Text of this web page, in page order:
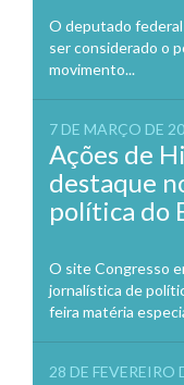
O deputado
ser considerado o
movimento...
7 DE MARÇO DE
Ações de
destaque
política do
O site Congresso
jornalística de
feira matéria
28 DE FEVEREIRO